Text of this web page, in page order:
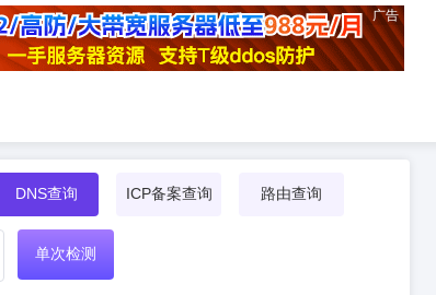
广告
DNS查询 ICP备案查询 路由查询
单次检测